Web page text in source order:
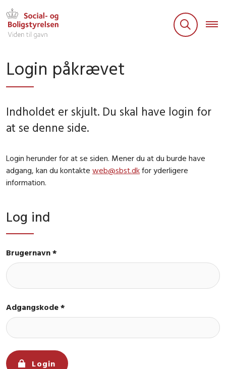
Login påkrævet
Indholdet er skjult. Du skal have login for
at se denne side.
Login herunder for at se siden. Mener du at du burde have
adgang, kan du kontakte web@sbst.dk for yderligere
information.
Log ind
Brugernavn *
Adgangskode *
Login